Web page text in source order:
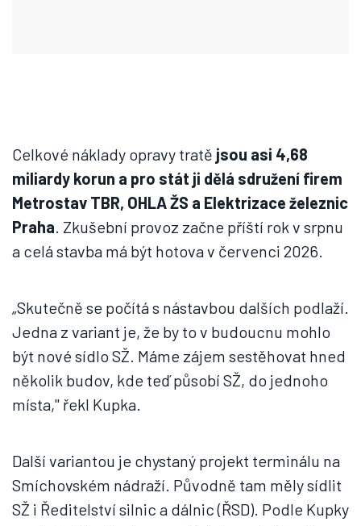
Celkové náklady opravy tratě jsou asi 4,68
miliardy korun a pro stát ji dělá sdružení firem
Metrostav TBR, OHLA ŽS a Elektrizace železnic
Praha. Zkušební provoz začne příští rok v srpnu
a celá stavba má být hotova v červenci 2026.
„Skutečně se počítá s nástavbou dalších podlaží.
Jedna z variant je, že by to v budoucnu mohlo
být nové sídlo SŽ. Máme zájem sestěhovat hned
několik budov, kde teď působí SŽ, do jednoho
místa," řekl Kupka.
Další variantou je chystaný projekt terminálu na
Smíchovském nádraží. Původně tam měly sídlit
SŽ i Ředitelství silnic a dálnic (ŘSD). Podle Kupky